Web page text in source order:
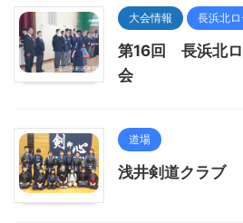
大会情報 長浜北
第16回 長浜北ロ
会
道場
浅井剣道クラブ